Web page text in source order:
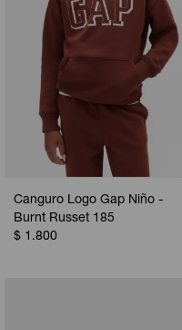
Canguro Logo Gap Niño -
Burnt Russet 185
$ 1.800